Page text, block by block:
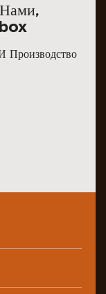
Производство